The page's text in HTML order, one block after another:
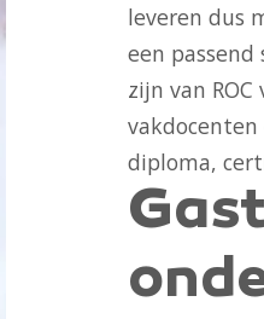
leveren dus
een
zijn van
diploma,